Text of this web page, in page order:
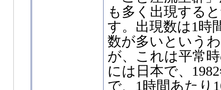
も多く出現する
す。出現数は1時
数が多いという
が、これは平常
には日本で、
で、1時間あたり